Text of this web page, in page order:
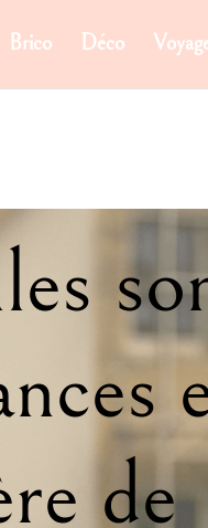
Brico Déco
de